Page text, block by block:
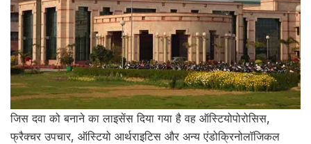
जिस दवा को बनाने का लाइसेंस दिया गया है वह ऑस्टियोपोरोसिस,
फ्रैक्चर उपचार, ऑस्टियो आर्थराइटिस और अन्य एंडोक्रिनोलॉजिकल